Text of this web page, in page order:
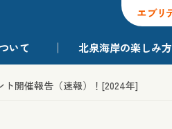
いて 北泉海岸の楽しみ方
ト開催報告（速報）！[2024年]